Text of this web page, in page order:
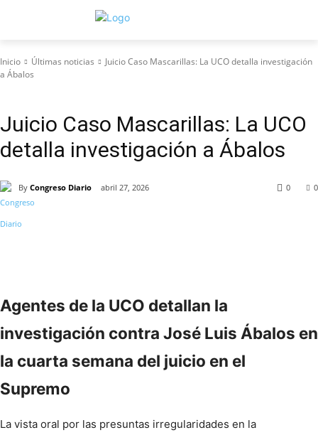
Inicio Últimas noticias
Juicio Caso Mascarillas: La UCO detalla investigación
a Ábalos
Juicio Caso Mascarillas: La UCO
detalla investigación a Ábalos
By Congreso Diario abril 27, 2026 0
0
Agentes de la UCO detallan la
investigación contra José Luis Ábalos en
la cuarta semana del juicio en el
Supremo
La vista oral por las presuntas irregularidades en la